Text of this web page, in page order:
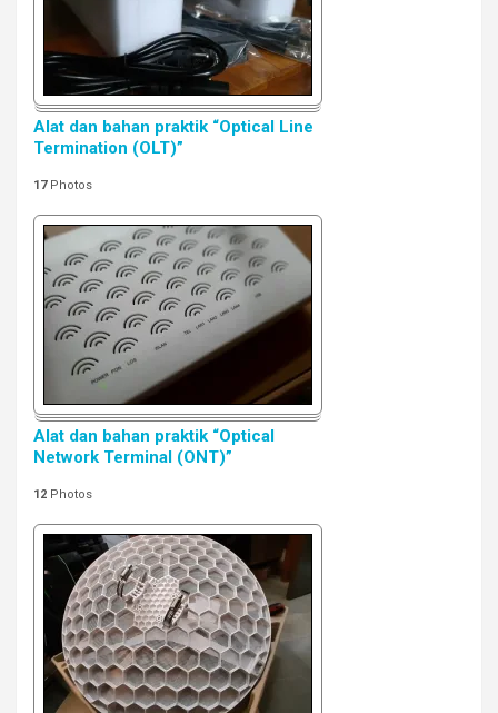
Alat dan bahan praktik “Optical Line
Termination (OLT)”
17Photos
Alat dan bahan praktik “Optical
Network Terminal (ONT)”
12 Photos